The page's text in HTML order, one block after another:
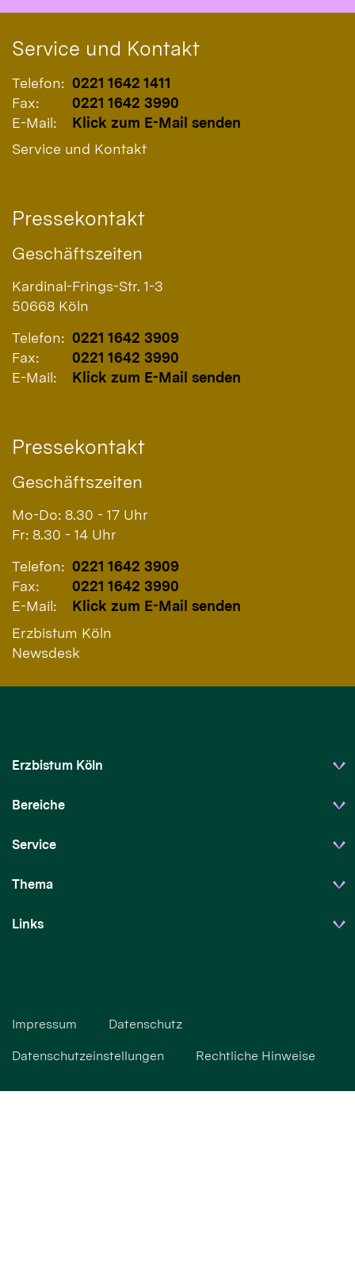
Service und Kontakt
Telefon: 0221 1642 1411
Fax:
0221 1642 3990
E-Mail:
Klick zum E-Mail senden
Service und Kontakt
Pressekontakt
Geschäftszeiten
Kardinal-Frings-Str. 1-3
50668 Köln
Telefon: 0221 1642 3909
Fax:
0221 1642 3990
E-Mail:
Klick zum E-Mail senden
Pressekontakt
Geschäftszeiten
Mo-Do: 8.30 - 17 Uhr
Fr: 8.30 - 14 Uhr
Telefon: 0221 1642 3909
Fax:
0221 1642 3990
E-Mail:
Klick zum E-Mail senden
Erzbistum Köln
Newsdesk
Erzbistum Köln
Bereiche
Service
Thema
Links
Impressum Datenschutz
Datenschutzeinstellungen Rechtliche Hinweise